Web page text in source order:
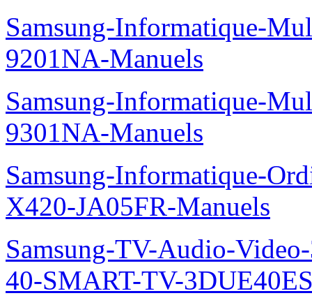
Samsung-Informatique-
9201NA-Manuels
Samsung-Informatique-
9301NA-Manuels
Samsung-Informatique-
X420-JA05FR-Manuels
Samsung-TV-Audio-
40-SMART-TV-